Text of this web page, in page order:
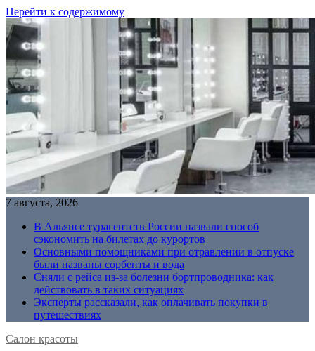
Перейти к содержимому
7 августа, 2026
В Альянсе турагентств России назвали способ
сэкономить на билетах до курортов
Основными помощниками при отравлении в отпуске
были названы сорбенты и вода
Сняли с рейса из-за болезни бортпроводника: как
действовать в таких ситуациях
Эксперты рассказали, как оплачивать покупки в
путешествиях
Салон красоты